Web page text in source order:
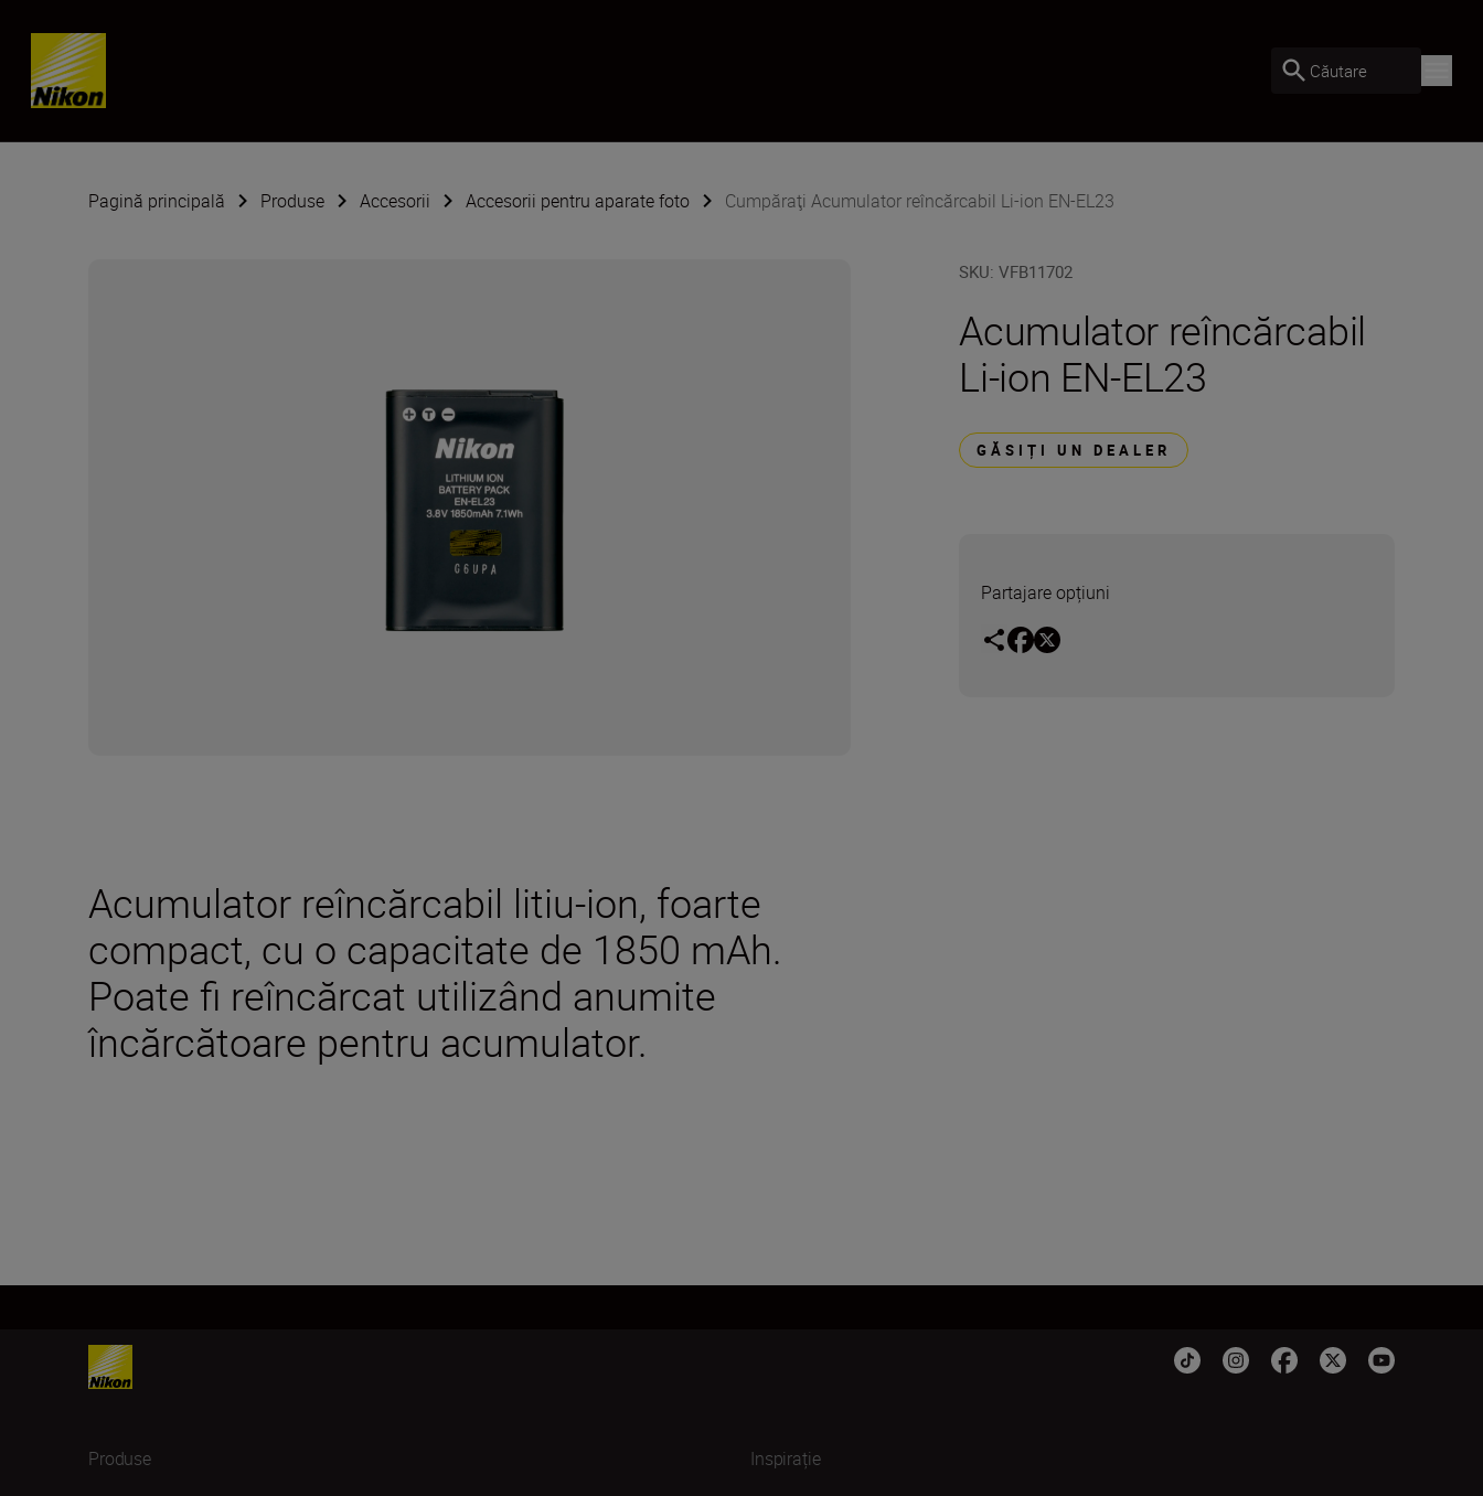
Skip content
Căutare
Pagină principală Produse Accesorii Accesorii pentru aparate foto Cumpăraţi Acumulator reîncărcabil Li-ion EN-EL23
SKU:VFB11702
Acumulator reîncărcabil
Li-ion EN-EL23
GĂSIȚI UN DEALER
Partajare opțiuni
Acumulator reîncărcabil litiu-ion, foarte
compact, cu o capacitate de 1850 mAh.
Poate fi reîncărcat utilizând anumite
încărcătoare pentru acumulator.
Produse Inspirație